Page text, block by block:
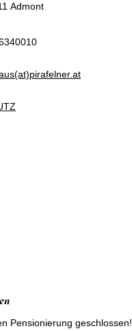
Admont
Pensionierung geschlossen!